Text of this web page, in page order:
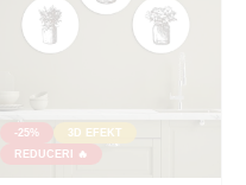
-25%
3D EFEKT
REDUCERI 🔥